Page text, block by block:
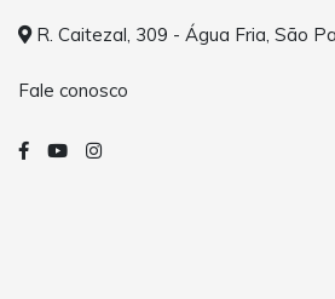
R. Caitezal, 309 - Água Fria, São
Fale conosco